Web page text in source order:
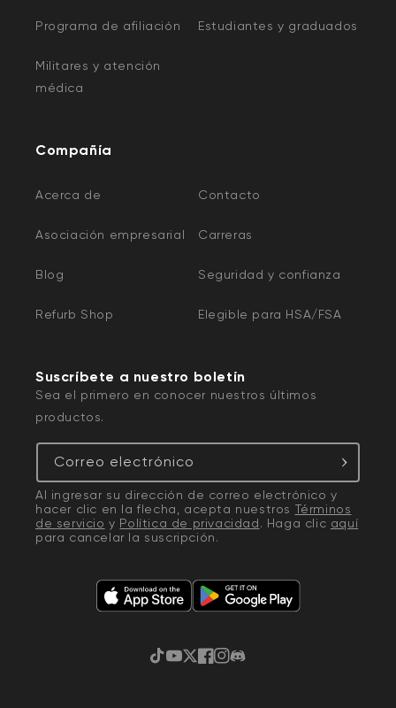
Programa de afiliación Estudiantes y graduados
Militares y atención
médica
Compañía
Acerca de Contacto
Asociación empresarial Carreras
Blog Seguridad y confianza
Refurb Shop Elegible para HSA/FSA
Suscríbete a nuestro boletín
Sea el primero en conocer nuestros últimos
productos.
Correo electrónico
Al ingresar su dirección de correo electrónico y
hacer clic en la flecha, acepta nuestros Términos
de servicio y Política de privacidad. Haga clic aquí
para cancelar la suscripción.
TikTok
YouTube
Twitter
Facebook
Instagram
Discordia